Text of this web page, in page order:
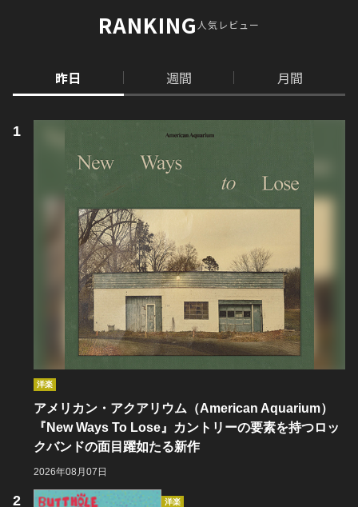
RANKING人気レビュー
昨日 週間 月間
洋楽
アメリカン・アクアリウム（American Aquarium）
『New Ways To Lose』カントリーの要素を持つロッ
クバンドの面目躍如たる新作
2026年08月07日
洋楽